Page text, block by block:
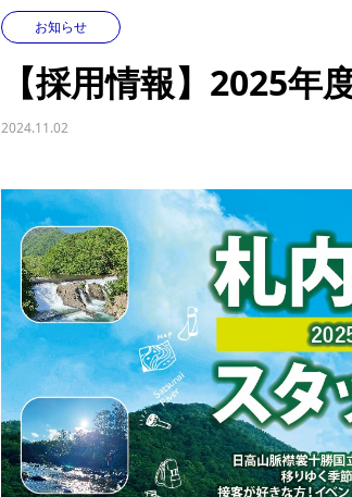
お知らせ
【採用情報】2025
2024.11.02